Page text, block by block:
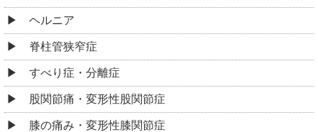
ヘルニア
脊柱管狭窄症
すべり症・分離症
股関節痛・変形性股関節症
膝の痛み・変形性膝関節症